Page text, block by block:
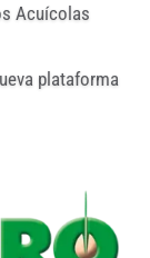
Acuícolas
plataforma